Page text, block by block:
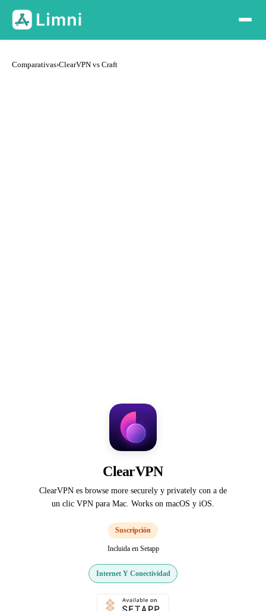
Comparativas›ClearVPN vs Craft
ClearVPN
ClearVPN es browse more securely y privately con a de
un clic VPN para Mac. Works on macOS y iOS.
Suscripción
Incluida en Setapp
Internet Y Conectividad